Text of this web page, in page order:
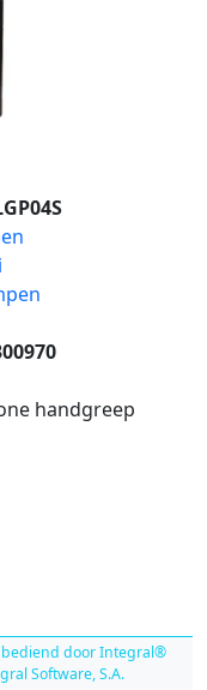
handgreep
bediend door Integral®
Software, S.A.